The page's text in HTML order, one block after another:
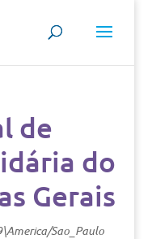
de
do
Gerais
Sao_Paulo